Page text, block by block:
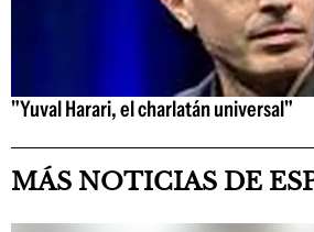
"Yuval Harari, el charlatán universal"
MÁS NOTICIAS DE